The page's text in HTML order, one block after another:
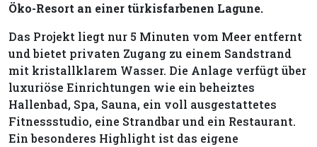
Öko-Resort an einer türkisfarbenen Lagune.
Das Projekt liegt nur 5 Minuten vom Meer entfernt
und bietet privaten Zugang zu einem Sandstrand
mit kristallklarem Wasser. Die Anlage verfügt über
luxuriöse Einrichtungen wie ein beheiztes
Hallenbad, Spa, Sauna, ein voll ausgestattetes
Fitnessstudio, eine Strandbar und ein Restaurant.
Ein besonderes Highlight ist das eigene